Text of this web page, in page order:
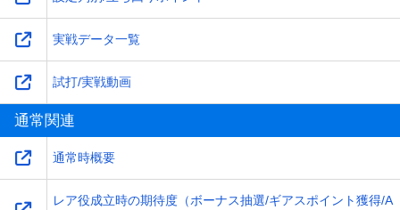
実戦データ一覧
試打/実戦動画
通常関連
通常時概要
レア役成立時の期待度（ボーナス抽選/ギアスポイント獲得/A